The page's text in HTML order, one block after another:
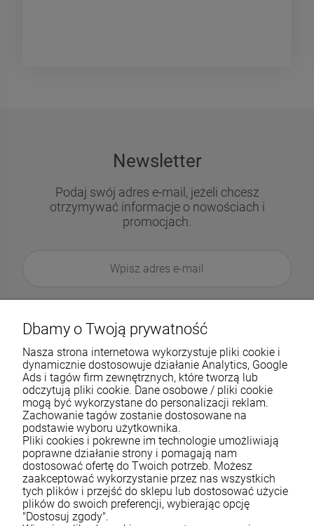
Newsletter
Podaj swój adres e-mail, jeżeli chcesz
otrzymywać informacje o nowościach i
promocjach.
Pomoc
Moje konto
Płatności i dostawa
Dbamy o Twoją prywatność
Nasza strona internetowa wykorzystuje pliki cookie i
dynamicznie dostosowuje działanie Analytics, Google
Ads i tagów firm zewnętrznych, które tworzą lub
odczytują pliki cookie. Dane osobowe / pliki cookie
mogą być wykorzystane do personalizacji reklam.
Zachowanie tagów zostanie dostosowane na
podstawie wyboru użytkownika.
Pliki cookies i pokrewne im technologie umożliwiają
poprawne działanie strony i pomagają nam
dostosować ofertę do Twoich potrzeb. Możesz
zaakceptować wykorzystanie przez nas wszystkich
tych plików i przejść do sklepu lub dostosować użycie
plików do swoich preferencji, wybierając opcję
"Dostosuj zgody".